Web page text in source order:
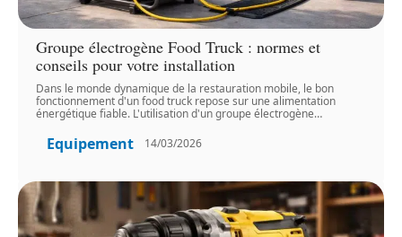
Groupe électrogène Food Truck : normes et
conseils pour votre installation
Dans le monde dynamique de la restauration mobile, le bon
fonctionnement d'un food truck repose sur une alimentation
énergétique fiable. L'utilisation d'un groupe électrogène…
Equipement 14/03/2026